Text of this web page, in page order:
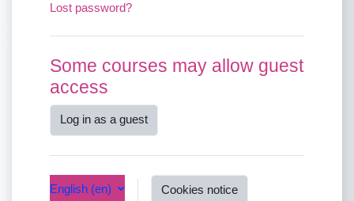
Lost password?
Some courses may allow guest
access
Log in as a guest
English ‎(en)‎ Cookies notice